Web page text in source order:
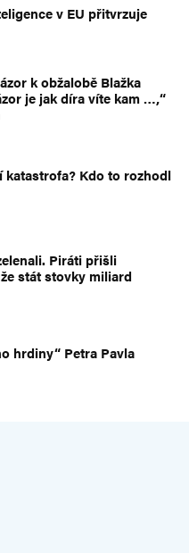
v EU přitvrzuje
k obžalobě Blažka
je jak díra víte kam …,“
katastrofa? Kdo to rozhodl
Piráti přišli
stát stovky miliard
hrdiny“ Petra Pavla